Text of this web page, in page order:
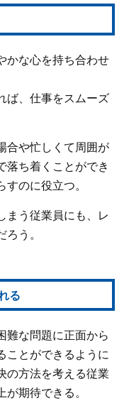
かな心を持ち合わせ
ば、仕事をスムーズ
合や忙しくて周囲が
落ち着くことができ
のに役立つ。
まう従業員にも、レ
う。
る
難な問題に正面から
ことができるように
の方法を考える従業
期待できる。